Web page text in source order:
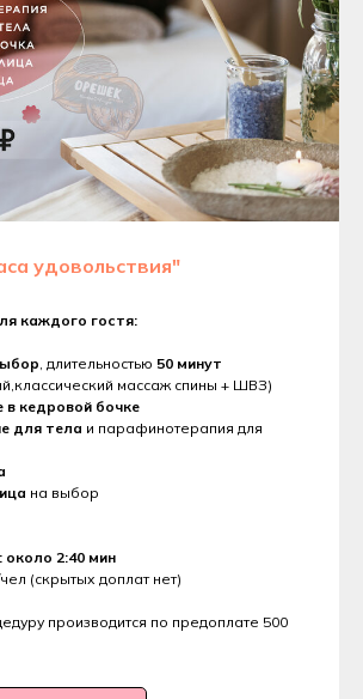
удовольствия"
каждого гостя:
, длительностью 50 минут
массаж спины + ШВЗ)
в кедровой бочке
для тела и парафинотерапия для
на выбор
2:40 мин
(скрытых доплат нет)
производится по предоплате 500